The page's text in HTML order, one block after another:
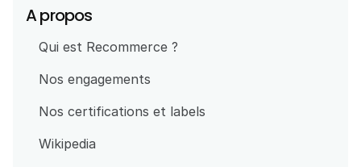
A propos
Qui est Recommerce ?
Nos engagements
Nos certifications et labels
Wikipedia